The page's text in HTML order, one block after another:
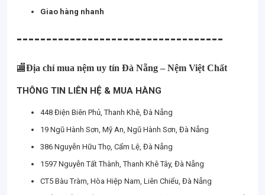
Giao hàng nhanh
-----------------------------------
🏬Địa chỉ mua nệm uy tín Đà Nẵng – Nệm Việt Chất
THÔNG TIN LIÊN HỆ & MUA HÀNG
448 Điện Biên Phủ, Thanh Khê, Đà Nẵng
19 Ngũ Hành Sơn, Mỹ An, Ngũ Hành Sơn, Đà Nẵng
386 Nguyễn Hữu Thọ, Cẩm Lệ, Đà Nẵng
1597 Nguyễn Tất Thành, Thanh Khê Tây, Đà Nẵng
CT5 Bàu Tràm, Hòa Hiệp Nam, Liên Chiểu, Đà Nẵng